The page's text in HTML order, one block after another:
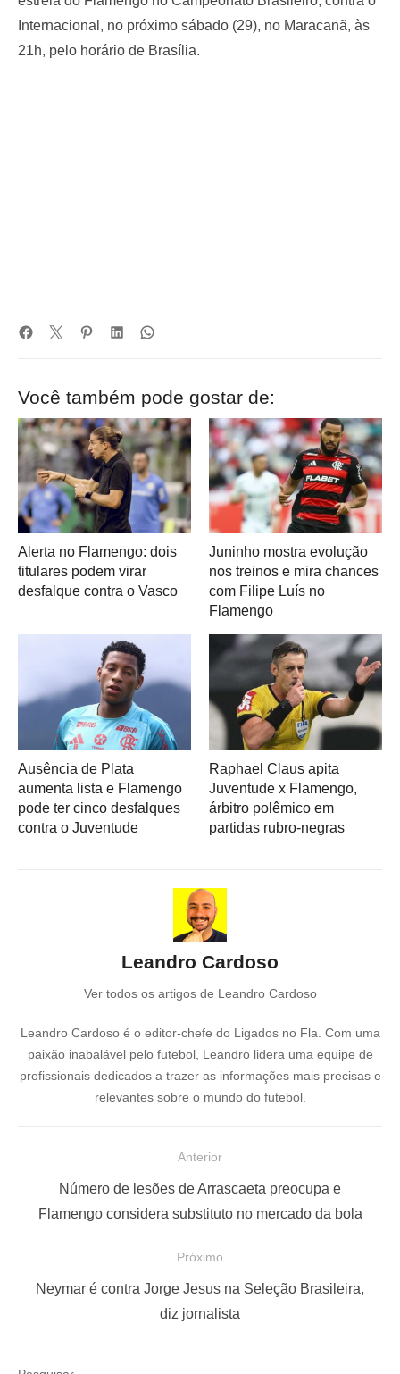
Internacional, no próximo sábado (29), no Maracanã, às
21h, pelo horário de Brasília.
Você também pode gostar de:
Alerta no Flamengo: dois
titulares podem virar
desfalque contra o Vasco
Juninho mostra evolução
nos treinos e mira chances
com Filipe Luís no
Flamengo
Ausência de Plata
aumenta lista e Flamengo
pode ter cinco desfalques
contra o Juventude
Raphael Claus apita
Juventude x Flamengo,
árbitro polêmico em
partidas rubro-negras
Leandro Cardoso
Ver todos os artigos de Leandro Cardoso
Leandro Cardoso é o editor-chefe do Ligados no Fla. Com uma
paixão inabalável pelo futebol, Leandro lidera uma equipe de
profissionais dedicados a trazer as informações mais precisas e
relevantes sobre o mundo do futebol.
Anterior
Número de lesões de Arrascaeta preocupa e
Flamengo considera substituto no mercado da bola
Próximo
Neymar é contra Jorge Jesus na Seleção Brasileira,
diz jornalista